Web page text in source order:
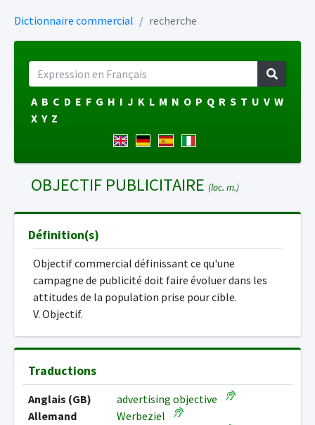
Dictionnaire commercial recherche
A B C D E F G H I J K L M N O P Q R S T U V W
X Y Z
OBJECTIF PUBLICITAIRE (loc. m.)
Définition(s)
Objectif commercial définissant ce qu'une
campagne de publicité doit faire évoluer dans les
attitudes de la population prise pour cible.
V. Objectif.
Traductions
Anglais (GB)
advertising objective
Allemand
Werbeziel